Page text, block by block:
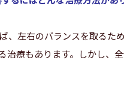
、左右のバランスを取るた
治療もあります。しかし、